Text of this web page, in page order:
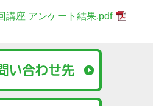
講座 アンケート結果.pdf